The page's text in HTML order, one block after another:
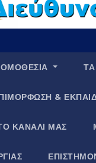
&
ΚΑΝΑΛΙ ΜΑΣ